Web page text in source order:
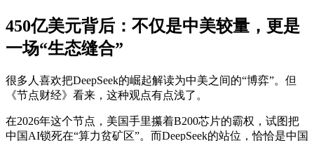
450亿美元背后：不仅是中美较量，更是
一场“生态缝合”
很多人喜欢把DeepSeek的崛起解读为中美之间的“博弈”。但
《节点财经》看来，这种观点有点浅了。
在2026年这个节点，美国手里攥着B200芯片的霸权，试图把
中国AI锁死在“算力贫矿区”。而DeepSeek的站位，恰恰是中国